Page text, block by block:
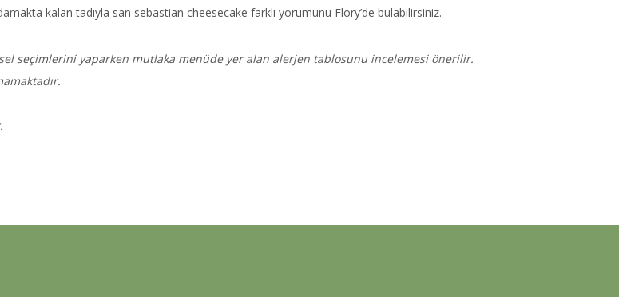
kalan tadıyla san sebastian cheesecake farklı yorumunu Flory’de bulabilirsiniz.
seçimlerini yaparken mutlaka menüde yer alan alerjen tablosunu incelemesi önerilir.